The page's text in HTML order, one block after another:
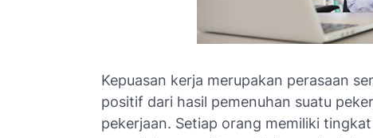
Kepuasan kerja merupakan perasaan
positif dari hasil pemenuhan suatu
pekerjaan. Setiap orang memiliki